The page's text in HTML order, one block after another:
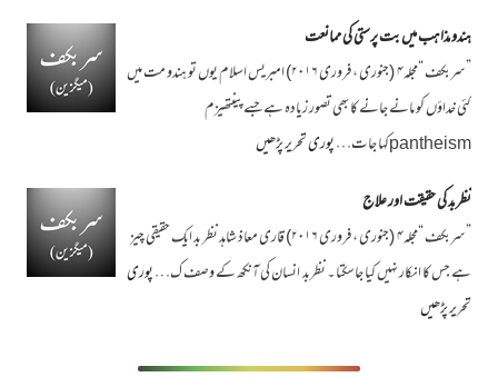
ہندو مذاہب میں بت پرستی کی ممانعت
”سربکف “مجلہ۴ (جنوری ، فروری ۲۰۱۶) امبریس اسلام یوں تو ہندو مت میں
کئی خداؤں کو مانے جانے کا بھی تصور زیادہ ہے جسے پینتھیزم
pantheismکہا جات…
پوری تحریر پڑھیں
نظربد کی حقیقت اور علاج
”سربکف “مجلہ۴ (جنوری ، فروری ۲۰۱۶) قاری معاذ شاہد نظر بد ایک حقیقی چیز
ہے جس کا انکار نہیں کیا جاسکتا ۔ نظربد انسان کی آنکھ کے وصف ک…پوری
تحریر پڑھیں